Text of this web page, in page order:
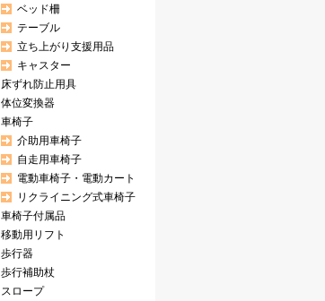
ベッド柵
テーブル
立ち上がり支援用品
キャスター
床ずれ防止用具
体位変換器
車椅子
介助用車椅子
自走用車椅子
電動車椅子・電動カート
リクライニング式車椅子
車椅子付属品
移動用リフト
歩行器
歩行補助杖
スロープ